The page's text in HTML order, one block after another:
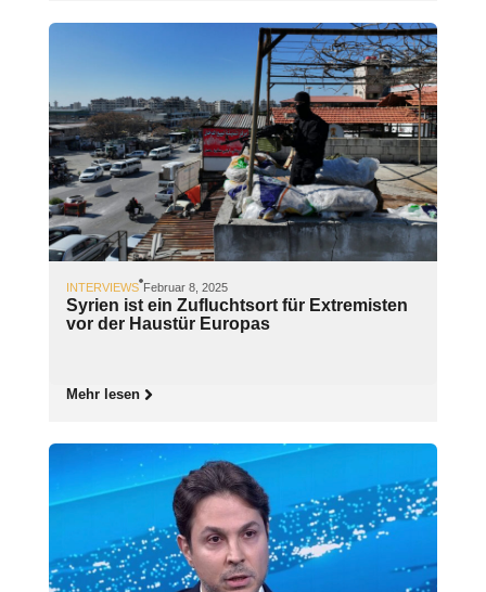
INTERVIEWS Februar 8, 2025
Syrien ist ein Zufluchtsort für Extremisten
vor der Haustür Europas
Mehr lesen